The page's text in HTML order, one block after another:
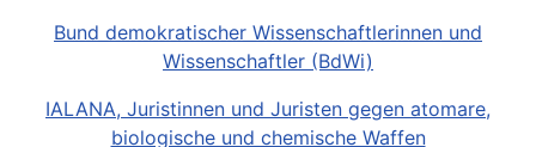
Bund demokratischer Wissenschaftlerinnen und
Wissenschaftler (BdWi)
IALANA, Juristinnen und Juristen gegen atomare,
biologische und chemische Waffen